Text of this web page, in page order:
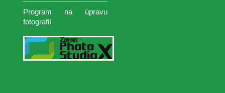
Program na úpravu
fotografií